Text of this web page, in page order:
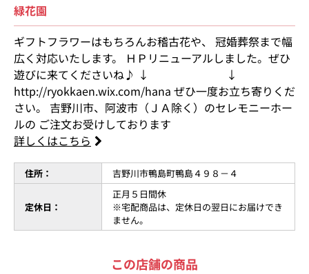
緑花園
ギフトフラワーはもちろんお稽古花や、 冠婚葬祭まで幅
広く対応いたします。 ＨＰリニューアルしました。ぜひ
遊びに来てくださいね♪ ↓ ↓
http://ryokkaen.wix.com/hana ぜひ一度お立ち寄りくだ
さい。 吉野川市、阿波市（ＪＡ除く）のセレモニーホー
ルの ご注文お受けしております
詳しくはこちら
住所： 吉野川市鴨島町鴨島４９８－４
定休日：
正月５日間休
※宅配商品は、定休日の翌日にお届けでき
ません。
この店舗の商品